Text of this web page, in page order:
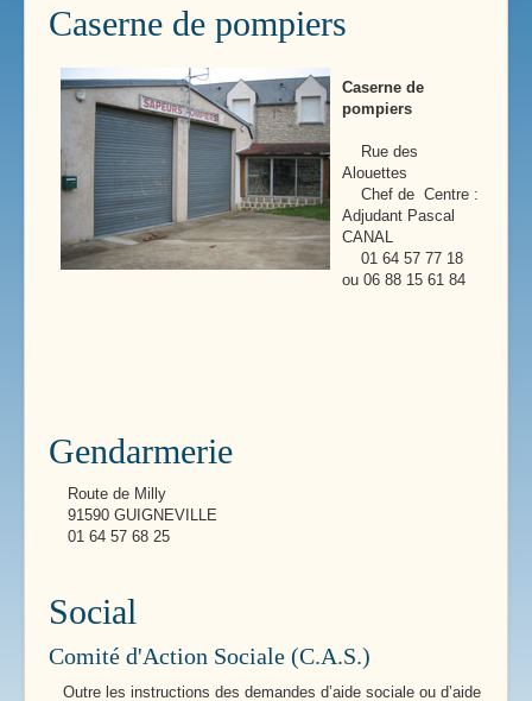
Caserne de pompiers
Caserne de
pompiers
Rue des
Alouettes
Chef de Centre :
Adjudant Pascal
CANAL
01 64 57 77 18
ou 06 88 15 61 84
Gendarmerie
Route de Milly
91590 GUIGNEVILLE
01 64 57 68 25
Social
Comité d'Action Sociale (C.A.S.)
Outre les instructions des demandes d’aide sociale ou d’aide